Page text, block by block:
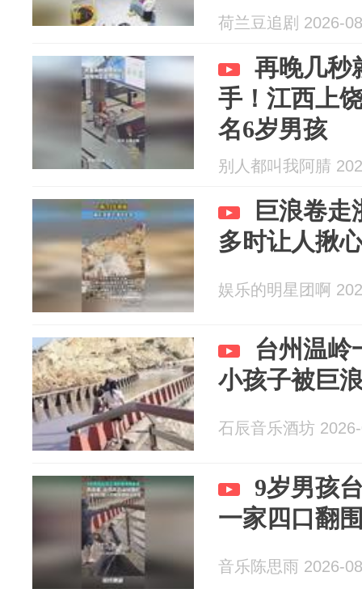
啊
荷兰豆追剧 2026-
再晚几秒
手！江西上
名6岁男孩
别人都叫我阿腈
巨浪卷走
多时让人揪
娱乐的明星团啊
台州温岭
小孩子被巨
石辰音乐酒坊
9岁男孩
一家四口翻
音乐陈思雨 2026-